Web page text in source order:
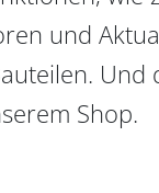
und
Und
Shop.